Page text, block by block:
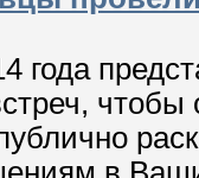
года